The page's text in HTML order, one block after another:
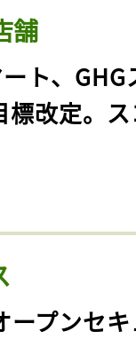
舗
ト、GHG
標改定。
ープンセ